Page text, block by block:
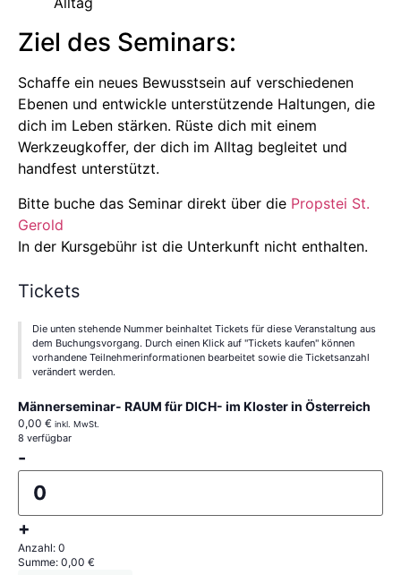
Ziel des Seminars:
Schaffe ein neues Bewusstsein auf verschiedenen
Ebenen und entwickle unterstützende Haltungen, die
dich im Leben stärken. Rüste dich mit einem
Werkzeugkoffer, der dich im Alltag begleitet und
handfest unterstützt.
Bitte buche das Seminar direkt über die Propstei St.
Gerold
In der Kursgebühr ist die Unterkunft nicht enthalten.
Tickets
Die unten stehende Nummer beinhaltet Tickets für diese Veranstaltung aus
dem Buchungsvorgang. Durch einen Klick auf "Tickets kaufen" können
vorhandene Teilnehmerinformationen bearbeitet sowie die Ticketsanzahl
verändert werden.
Männerseminar- RAUM für DICH- im Kloster in Österreich
0,00 € inkl. MwSt.
8 verfügbar
-
+
Anzahl: 0
Summe: 0,00 €